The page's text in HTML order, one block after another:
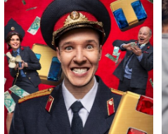
1
сезон 16+